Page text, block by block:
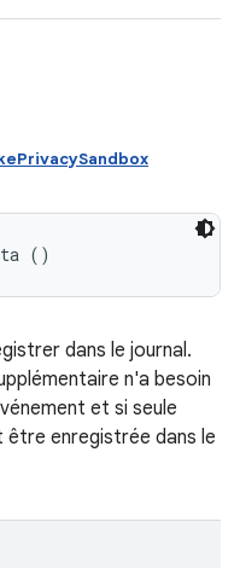
()
dans le journal.
n'a besoin
et si seule
enregistrée dans le